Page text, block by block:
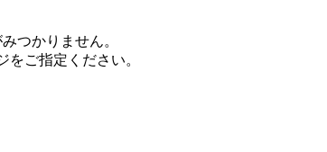
つかりません。
をご指定ください。